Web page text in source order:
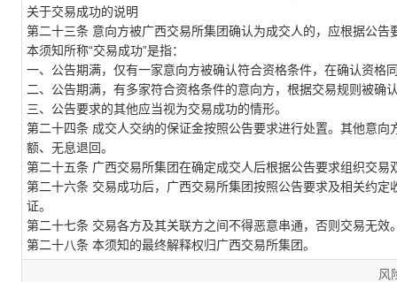
关于交易成功的说明
第二十三条 意向方被广西交易所集团确认为成交人的，应根据公告
本须知所称“交易成功”是指：
一、 公告期满， 仅有一家意向方被确认符合资格条件，在确认资格
二、 公告期满，有多家符合资格条件的意向方，根据交易规则被确
三、 公告要求的其他应当视为交易成功的情形。
第二十四条 成交人交纳的保证金按照公告要求进行处置。其他意
额、无息退回。
第二十五条 广西交易所集团在确定成交人后根据公告要求组织交易
第二十六条 交易成功后， 广西交易所集团按照公告要求及相关约定
证。
第二十七条 交易各方及其关联方之间不得恶意串通，否则交易无
第二十八条 本须知的最终解释权归广西交易所集团。
风